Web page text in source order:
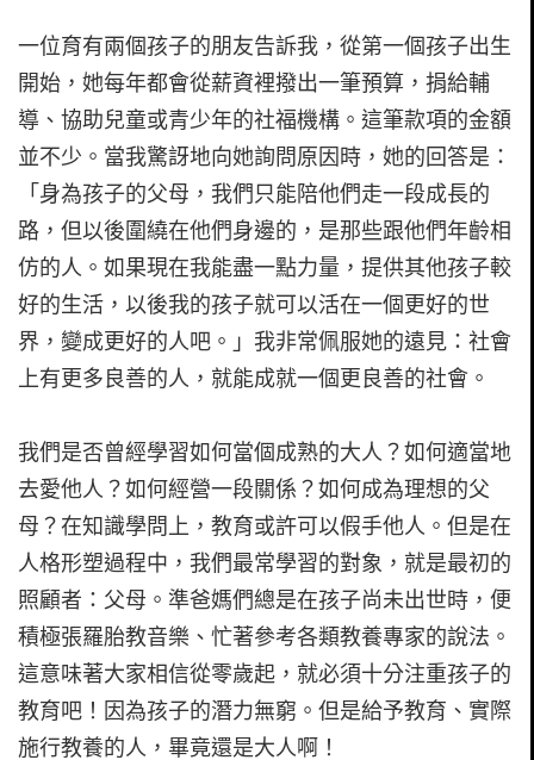
一位育有兩個孩子的朋友告訴我，從第一個孩子出生
開始，她每年都會從薪資裡撥出一筆預算，捐給輔
導、協助兒童或青少年的社福機構。這筆款項的金額
並不少。當我驚訝地向她詢問原因時，她的回答是：
「身為孩子的父母，我們只能陪他們走一段成長的
路，但以後圍繞在他們身邊的，是那些跟他們年齡相
仿的人。如果現在我能盡一點力量，提供其他孩子較
好的生活，以後我的孩子就可以活在一個更好的世
界，變成更好的人吧。」我非常佩服她的遠見：社會
上有更多良善的人，就能成就一個更良善的社會。
我們是否曾經學習如何當個成熟的大人？如何適當地
去愛他人？如何經營一段關係？如何成為理想的父
母？在知識學問上，教育或許可以假手他人。但是在
人格形塑過程中，我們最常學習的對象，就是最初的
照顧者：父母。準爸媽們總是在孩子尚未出世時，便
積極張羅胎教音樂、忙著參考各類教養專家的說法。
這意味著大家相信從零歲起，就必須十分注重孩子的
教育吧！因為孩子的潛力無窮。但是給予教育、實際
施行教養的人，畢竟還是大人啊！